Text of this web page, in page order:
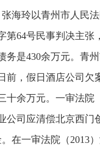
海玲以青州市人民
第64号民事判决主张
务是430余万元。青
前，假日酒店公司欠
十余万元。一审法院
公司应清偿北京西门
在一审法院（2013